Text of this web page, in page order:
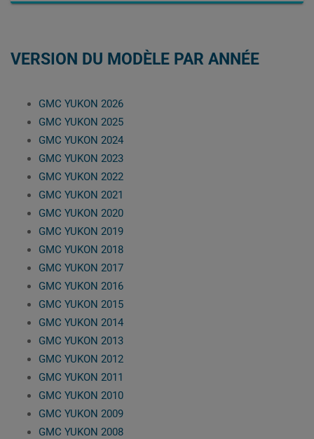
VERSION DU MODÈLE PAR ANNÉE
GMC YUKON 2026
GMC YUKON 2025
GMC YUKON 2024
GMC YUKON 2023
GMC YUKON 2022
GMC YUKON 2021
GMC YUKON 2020
GMC YUKON 2019
GMC YUKON 2018
GMC YUKON 2017
GMC YUKON 2016
GMC YUKON 2015
GMC YUKON 2014
GMC YUKON 2013
GMC YUKON 2012
GMC YUKON 2011
GMC YUKON 2010
GMC YUKON 2009
GMC YUKON 2008